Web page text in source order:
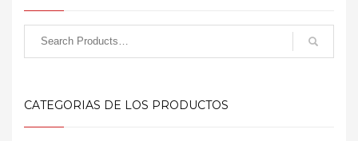
CATEGORIAS DE LOS PRODUCTOS